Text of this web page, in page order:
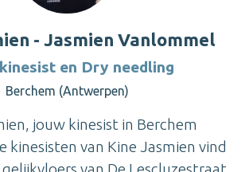
- Jasmien Vanlommel
en Dry needling
Berchem (Antwerpen)
jouw kinesist in Berchem
kinesisten van Kine Jasmien vind